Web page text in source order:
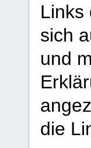
Links
sich
und
die